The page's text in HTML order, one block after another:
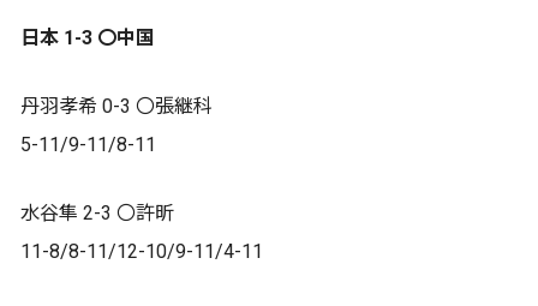
日本 1-3 〇中国
丹羽孝希 0-3 〇張継科
5-11/9-11/8-11
水谷隼 2-3 〇許昕
11-8/8-11/12-10/9-11/4-11